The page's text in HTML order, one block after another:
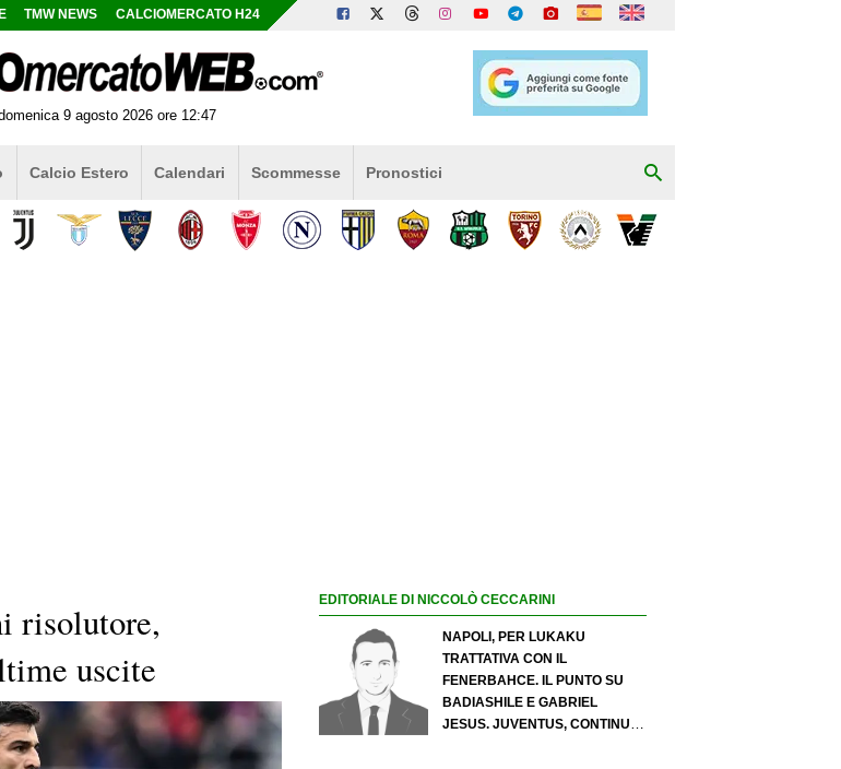
TMW NEWS CALCIOMERCATO H24
9 agosto 2026 ore 12:47
Calcio Estero Calendari Scommesse Pronostici
risolutore,
uscite
EDITORIALE DI NICCOLÒ CECCARINI
NAPOLI, PER LUKAKU
TRATTATIVA CON IL
FENERBAHCE. IL PUNTO SU
BADIASHILE E GABRIEL
JESUS. JUVENTUS, CONTINUA